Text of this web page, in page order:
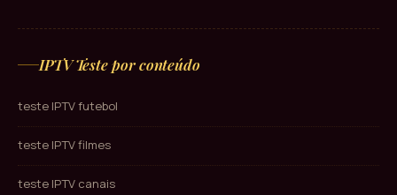
IPTV Teste por conteúdo
teste IPTV futebol
teste IPTV filmes
teste IPTV canais